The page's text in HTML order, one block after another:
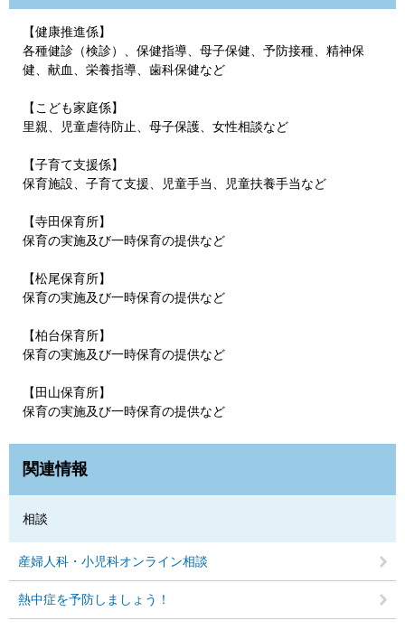
【健康推進係】
各種健診（検診）、保健指導、母子保健、予防接種、精神保
健、献血、栄養指導、歯科保健など
【こども家庭係】
里親、児童虐待防止、母子保護、女性相談など
【子育て支援係】
保育施設、子育て支援、児童手当、児童扶養手当など
【寺田保育所】
保育の実施及び一時保育の提供など
【松尾保育所】
保育の実施及び一時保育の提供など
【柏台保育所】
保育の実施及び一時保育の提供など
【田山保育所】
保育の実施及び一時保育の提供など
関連情報
相談
産婦人科・小児科オンライン相談
熱中症を予防しましょう！